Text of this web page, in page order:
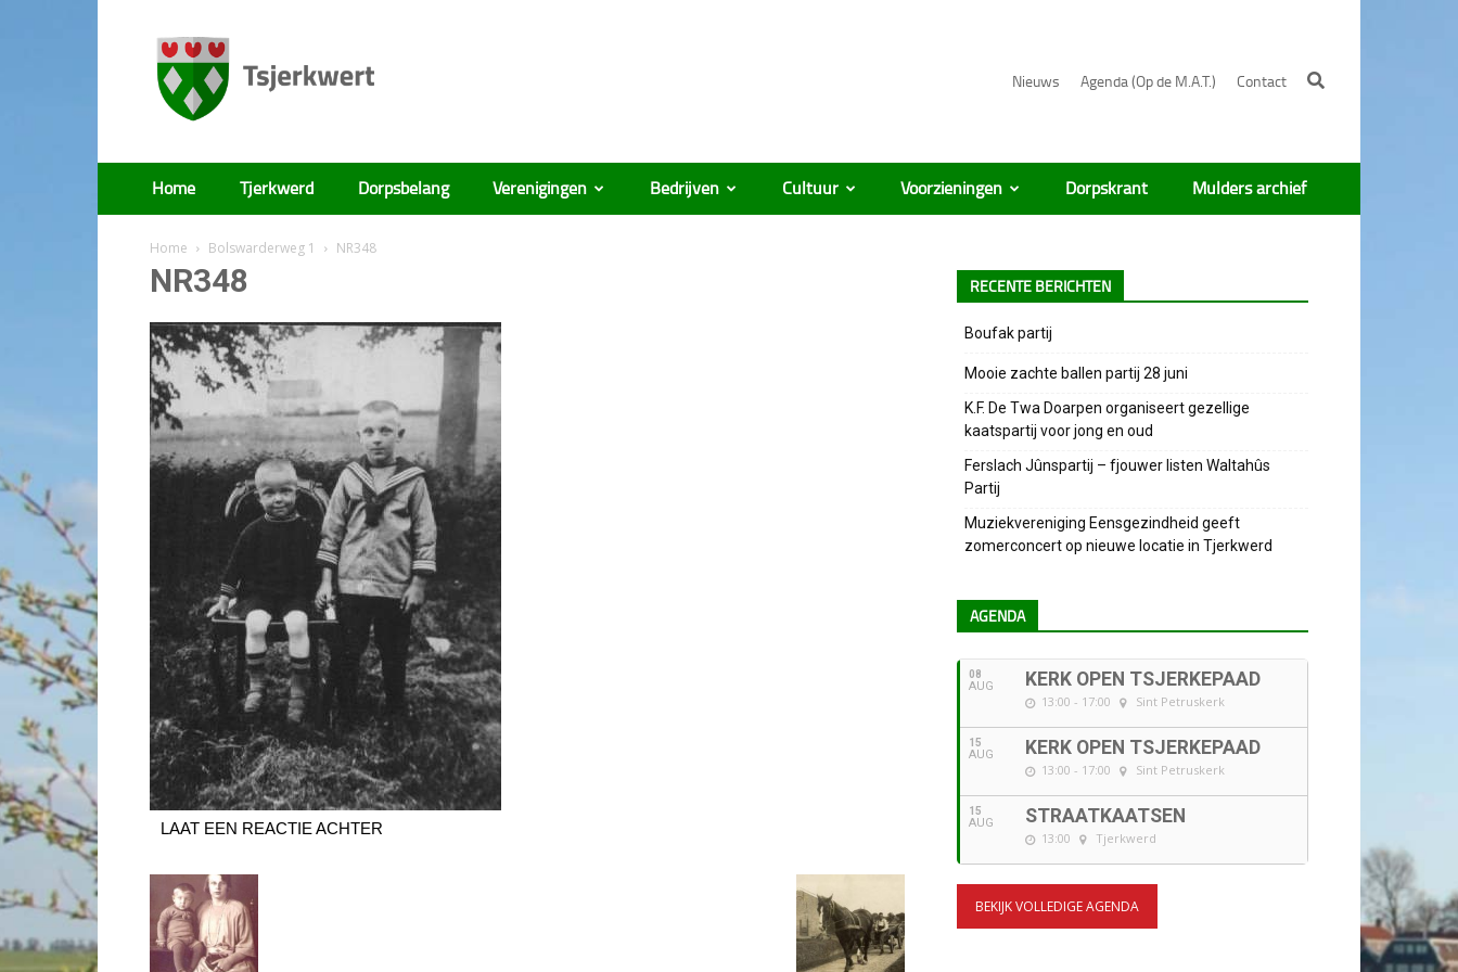
Nieuws Agenda (Op de M.A.T.) Contact
Tsjerkwert
Home Tjerkwerd Dorpsbelang Verenigingen Bedrijven Cultuur Voorzieningen Dorpskrant Mulders archief
Home Bolswarderweg 1 NR348
NR348
LAAT EEN REACTIE ACHTER
RECENTE BERICHTEN
Boufak partij
Mooie zachte ballen partij 28 juni
K.F. De Twa Doarpen organiseert gezellige
kaatspartij voor jong en oud
Ferslach Jûnspartij – fjouwer listen Waltahûs
Partij
Muziekvereniging Eensgezindheid geeft
zomerconcert op nieuwe locatie in Tjerkwerd
AGENDA
08
AUG KERK OPEN TSJERKEPAAD
13:00 - 17:00 Sint Petruskerk
15
AUG KERK OPEN TSJERKEPAAD
13:00 - 17:00 Sint Petruskerk
15
AUG STRAATKAATSEN
13:00 Tjerkwerd
BEKIJK VOLLEDIGE AGENDA